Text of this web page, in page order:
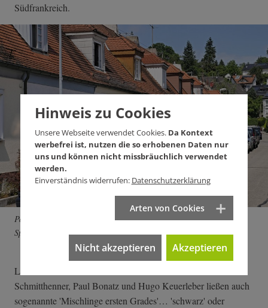
Südfrankreich.
Paul Schmitthenners Schnödenecksiedlung, 1919 für den Bau- und
Sparverein Sindelfingen erbaut.
Loebell war kein Einzelfall: "Die Professoren Paul
Schmitthenner, Paul Bonatz und Hugo Keuerleber ließen auch
sogenannte 'Mischlinge ersten Grades'… 'schwarz' oder
Hinweis zu Cookies
Unsere Webseite verwendet Cookies. Da Kontext
werbefrei ist, nutzen die so erhobenen Daten nur
uns und können nicht missbräuchlich verwendet
werden.
Einverständnis widerrufen: Datenschutzerklärung
Arten von Cookies
Nicht akzeptieren Akzeptieren